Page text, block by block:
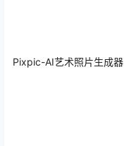
Pixpic-AI艺术照片生成器